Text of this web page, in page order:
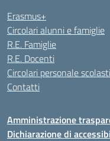
Erasmus+
Circolari alunni e famiglie
R.E. Famiglie
R.E. Docenti
Circolari personale
Contatti
Amministrazione
Dichiarazione di